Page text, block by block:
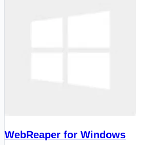
WebReaper for Windows